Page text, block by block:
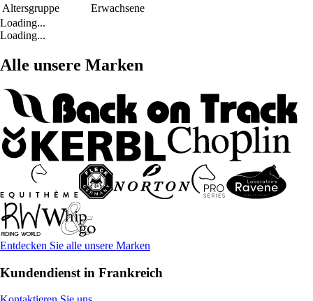
Altersgruppe
Erwachsene
Loading...
Loading...
Alle unsere Marken
Entdecken Sie alle unsere Marken
Kundendienst in Frankreich